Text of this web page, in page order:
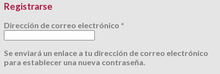
Registrarse
Dirección de correo electrónico *
Se enviará un enlace a tu dirección de correo electrónico
para establecer una nueva contraseña.